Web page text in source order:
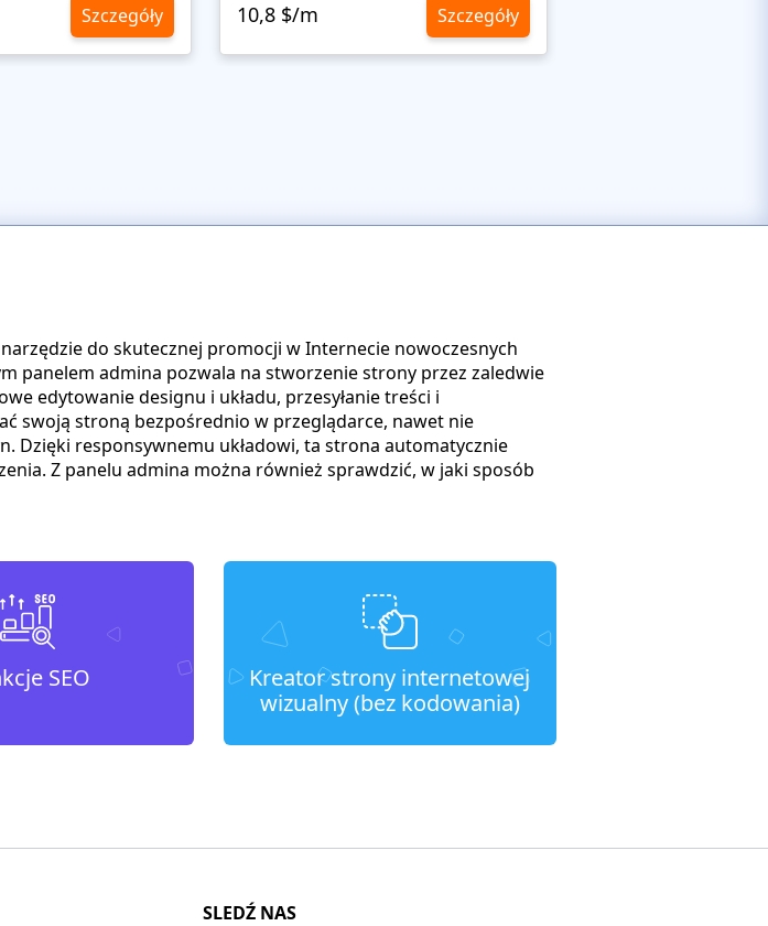
Szczegóły 10,8 $/m Szczegóły
do skutecznej promocji w Internecie nowoczesnych
panelem admina pozwala na stworzenie strony przez zaledwie
edytowanie designu i układu, przesyłanie treści i
swoją stroną bezpośrednio w przeglądarce, nawet nie
Dzięki responsywnemu układowi, ta strona automatycznie
Z panelu admina można również sprawdzić, w jaki sposób
SEO
Kreator strony internetowej
wizualny (bez kodowania)
SLEDŹ NAS